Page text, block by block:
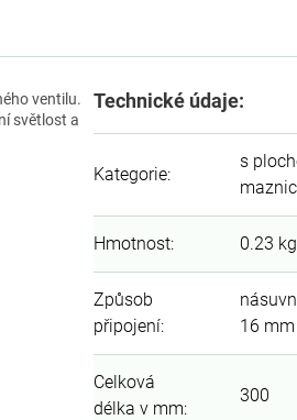
ventilu.
světlost a
Technické údaje:
Kategorie:
s
Hmotnost: 0.23 kg
Způsob
připojení:
16 mm
Celková
délka v mm:
300